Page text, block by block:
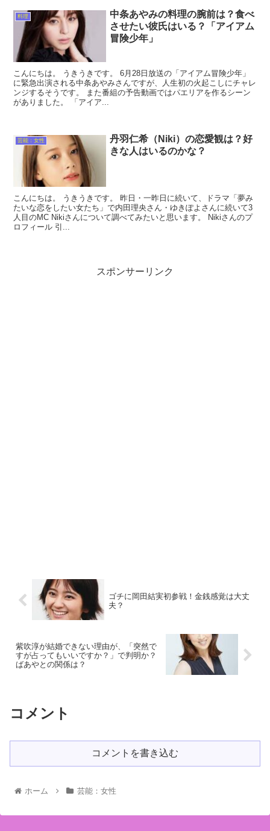
料理
中条あやみの料理の腕前は？食べ
させたい彼氏はいる？「アイアム
冒険少年」
こんにちは。 うきうきです。 6月28日放送の「アイアム冒険少年」
に緊急出演される中条あやみさんですが、人生初の火起こしにチャレ
ンジするそうです。 また番組の予告動画ではパエリアを作るシーン
がありました。 「アイア...
芸能：女性
丹羽仁希（Niki）の恋愛観は？好
きな人はいるのかな？
こんにちは。 うきうきです。 昨日・一昨日に続いて、ドラマ「夢み
たいな恋をしたい女たち」で内田理央さん・ゆきぽよさんに続いて3
人目のMC Nikiさんについて調べてみたいと思います。 Nikiさんのプ
ロフィール 引...
スポンサーリンク
ゴチに岡田結実初参戦！金銭感覚は大丈
夫？
紫吹淳が結婚できない理由が、「突然で
すが占ってもいいですか？」で判明か？
ばあやとの関係は？
コメント
コメントを書き込む
ホーム 芸能：女性